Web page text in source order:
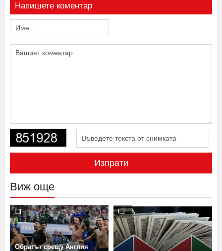
Напишете коментар
Изпрати
Виж още
Обратът срещу Англия